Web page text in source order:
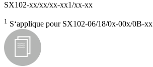
SX102-xx/xx/xx-xx1/xx-xx
1 S‘applique pour SX102-06/18/0x-00x/0B-xx